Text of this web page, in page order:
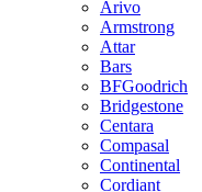
Arivo
Armstrong
Attar
Bars
BFGoodrich
Bridgestone
Centara
Compasal
Continental
Cordiant